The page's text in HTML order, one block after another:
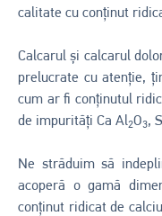
calitate cu conținut
Calcarul și calcarul
prelucrate cu atenție,
cum ar fi conținutul
de impurități Ca Al2O3,
Ne străduim să
acoperă o gamă
conținut ridicat de